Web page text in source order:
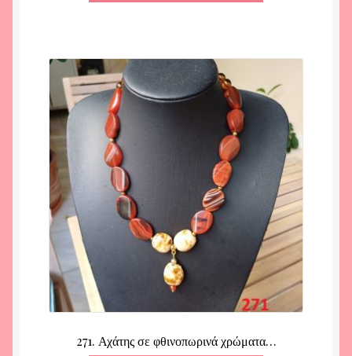
271. Αχάτης σε φθινοπωρινά χρώματα…